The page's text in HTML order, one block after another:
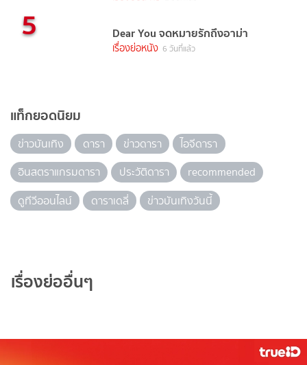
5 Dear You จดหมายรักถึงอาม่า
เรื่องย่อหนัง 6 วันที่แล้ว
แท็กยอดนิยม
ข่าวบันเทิง ดารา ข่าวดารา
ไอจีดารา
อินสตราแกรมดารา
ประวัติดารา
recommended
ดูทีวีออนไลน์
ดาราเดลี่ ข่าวบันเทิงวันนี้
เรื่องย่ออื่นๆ